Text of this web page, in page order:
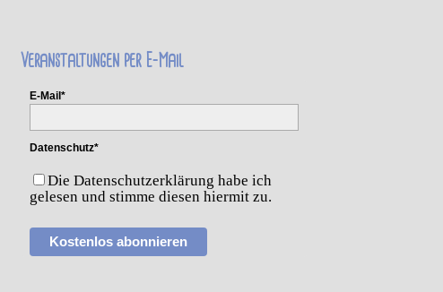
Veranstaltungen per E-Mail
E-Mail*
Datenschutz*
Die Datenschutzerklärung habe ich
gelesen und stimme diesen hiermit zu.
Kostenlos abonnieren